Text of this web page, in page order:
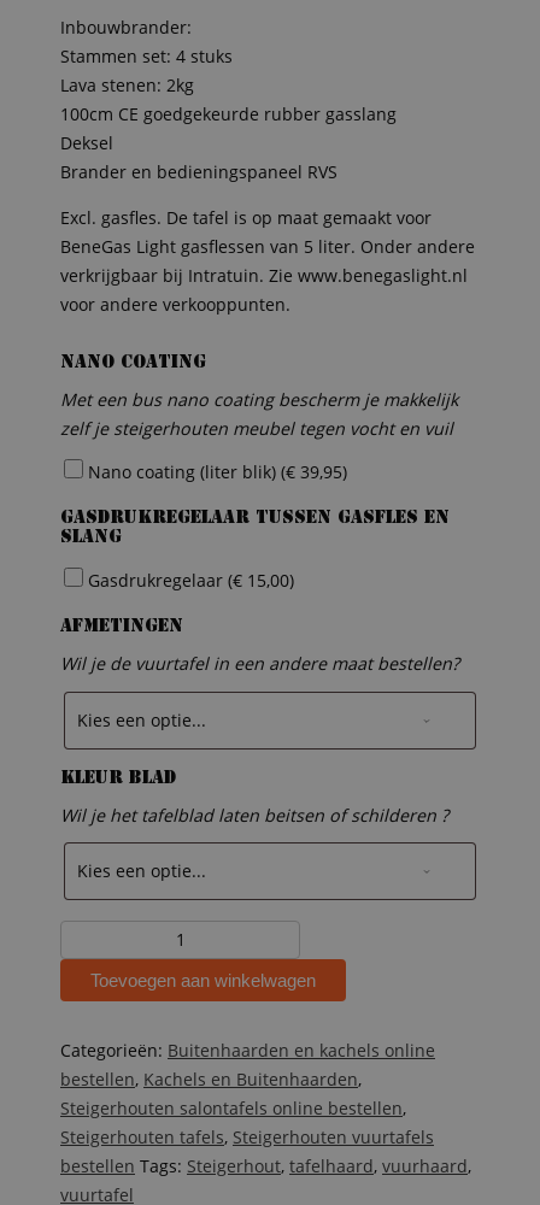
Inbouwbrander:
Stammen set: 4 stuks
Lava stenen: 2kg
100cm CE goedgekeurde rubber gasslang
Deksel
Brander en bedieningspaneel RVS
Excl. gasfles. De tafel is op maat gemaakt voor
BeneGas Light gasflessen van 5 liter. Onder andere
verkrijgbaar bij Intratuin. Zie www.benegaslight.nl
voor andere verkooppunten.
Nano coating
Met een bus nano coating bescherm je makkelijk
zelf je steigerhouten meubel tegen vocht en vuil
Nano coating (liter blik) (€ 39,95)
Gasdrukregelaar tussen gasfles en
slang
Gasdrukregelaar (€ 15,00)
Afmetingen
Wil je de vuurtafel in een andere maat bestellen?
Kleur blad
Wil je het tafelblad laten beitsen of schilderen ?
vuurtafel
Violette
Toevoegen aan winkelwagen
Categorieën: Buitenhaarden en kachels online
bestellen, Kachels en Buitenhaarden,
Steigerhouten salontafels online bestellen,
Steigerhouten tafels, Steigerhouten vuurtafels
bestellen Tags: Steigerhout, tafelhaard, vuurhaard,
vuurtafel